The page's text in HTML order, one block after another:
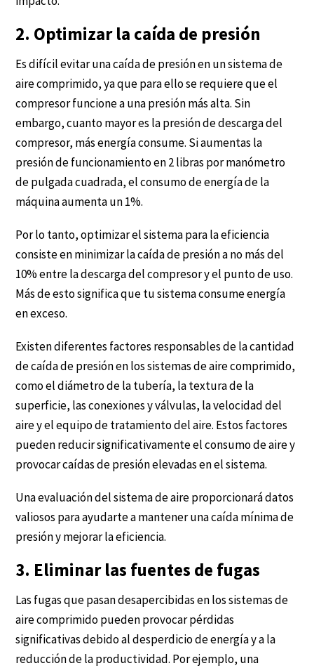
2. Optimizar la caída de presión
Es difícil evitar una caída de presión en un sistema de
aire comprimido, ya que para ello se requiere que el
compresor funcione a una presión más alta. Sin
embargo, cuanto mayor es la presión de descarga del
compresor, más energía consume. Si aumentas la
presión de funcionamiento en 2 libras por manómetro
de pulgada cuadrada, el consumo de energía de la
máquina aumenta un 1%.
Por lo tanto, optimizar el sistema para la eficiencia
consiste en minimizar la caída de presión a no más del
10% entre la descarga del compresor y el punto de uso.
Más de esto significa que tu sistema consume energía
en exceso.
Existen diferentes factores responsables de la cantidad
de caída de presión en los sistemas de aire comprimido,
como el diámetro de la tubería, la textura de la
superficie, las conexiones y válvulas, la velocidad del
aire y el equipo de tratamiento del aire. Estos factores
pueden reducir significativamente el consumo de aire y
provocar caídas de presión elevadas en el sistema.
Una evaluación del sistema de aire proporcionará datos
valiosos para ayudarte a mantener una caída mínima de
presión y mejorar la eficiencia.
3. Eliminar las fuentes de fugas
Las fugas que pasan desapercibidas en los sistemas de
aire comprimido pueden provocar pérdidas
significativas debido al desperdicio de energía y a la
reducción de la productividad. Por ejemplo, una